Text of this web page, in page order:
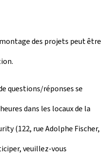
des projets peut être
questions/réponses se
dans les locaux de la
(122, rue Adolphe Fischer,
veuillez-vous